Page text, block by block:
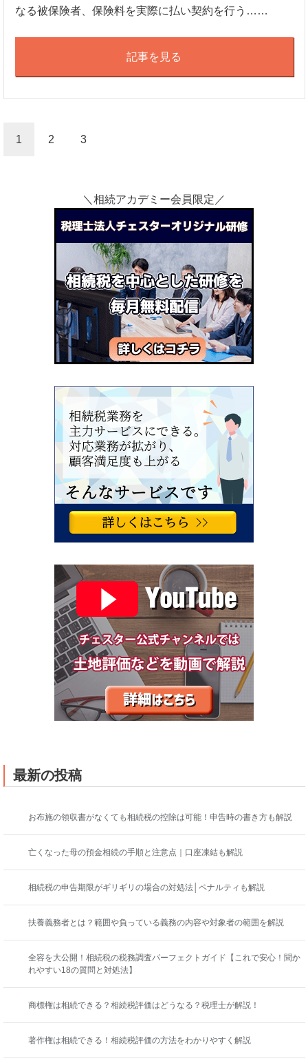
なる被保険者、保険料を実際に払い契約を行う……
記事を見る
1 2 3
＼相続アカデミー会員限定／
最新の投稿
お布施の領収書がなくても相続税の控除は可能！申告時の書き方も解説
亡くなった母の預金相続の手順と注意点｜口座凍結も解説
相続税の申告期限がギリギリの場合の対処法│ペナルティも解説
扶養義務者とは？範囲や負っている義務の内容や対象者の範囲を解説
全容を大公開！相続税の税務調査パーフェクトガイド【これで安心！聞か
れやすい18の質問と対処法】
商標権は相続できる？相続税評価はどうなる？税理士が解説！
著作権は相続できる！相続税評価の方法をわかりやすく解説